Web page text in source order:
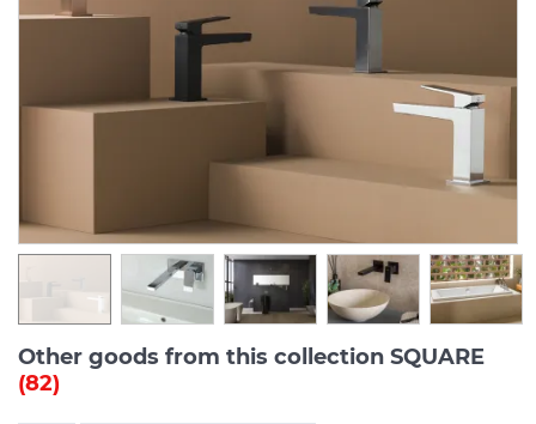
Other goods from this collection SQUARE
(82)